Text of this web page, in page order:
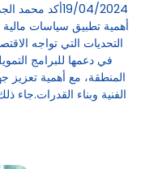
أهمية تطبيق سياسات
التحديات التي تواجه
في دعمها للبرامج
المنطقة، مع أهمية
الفنية وبناء القدرات.جاء